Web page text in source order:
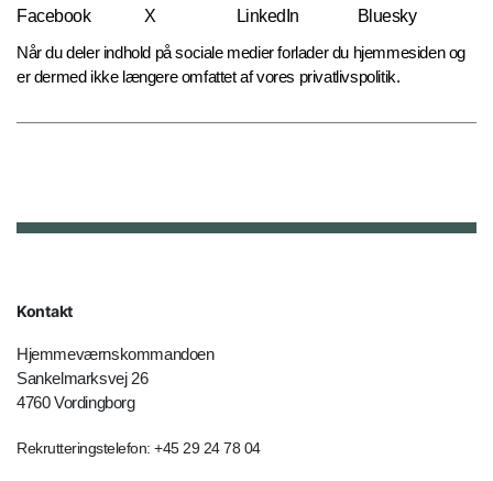
Facebook
X
LinkedIn
Bluesky
Når du deler indhold på sociale medier forlader du hjemmesiden og
er dermed ikke længere omfattet af vores privatlivspolitik.
Kontakt
Hjemmeværnskommandoen
Sankelmarksvej 26
4760 Vordingborg
Rekrutteringstelefon: +45 29 24 78 04